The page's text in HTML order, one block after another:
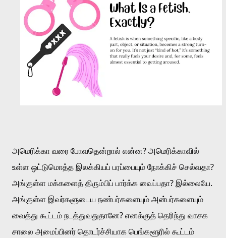
அமெரிக்கா வரை போவதென்றால் என்ன? அமெரிக்காவில்
உள்ள ஒட்டுமொத்த இலக்கியப் பரப்பையும் நோக்கிச் செல்வதா?
அங்குள்ள மக்களைத் திரும்பிப் பார்க்க வைப்பதா? இல்லையே.
அங்குள்ள இவர்களுடைய நண்பர்களையும் அன்பர்களையும்
வைத்து கூட்டம் நடத்துவதுதானே? எனக்குத் தெரிந்து வாசக
சாலை அமைப்பினர் தொடர்ச்சியாக பெங்களூரில் கூட்டம்